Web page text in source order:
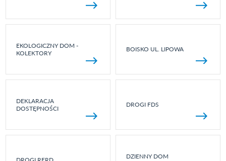
EKOLOGICZNY DOM -
KOLEKTORY
BOISKO UL. LIPOWA
DEKLARACJA
DOSTĘPNOŚCI
DROGI FDS
DZIENNY DOM